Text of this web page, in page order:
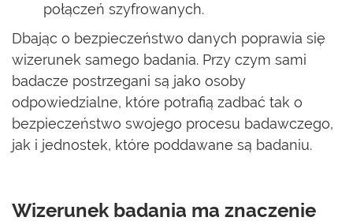
połączeń szyfrowanych.
Dbając o bezpieczeństwo danych poprawia się
wizerunek samego badania. Przy czym sami
badacze postrzegani są jako osoby
odpowiedzialne, które potrafią zadbać tak o
bezpieczeństwo swojego procesu badawczego,
jak i jednostek, które poddawane są badaniu.
Wizerunek badania ma znaczenie